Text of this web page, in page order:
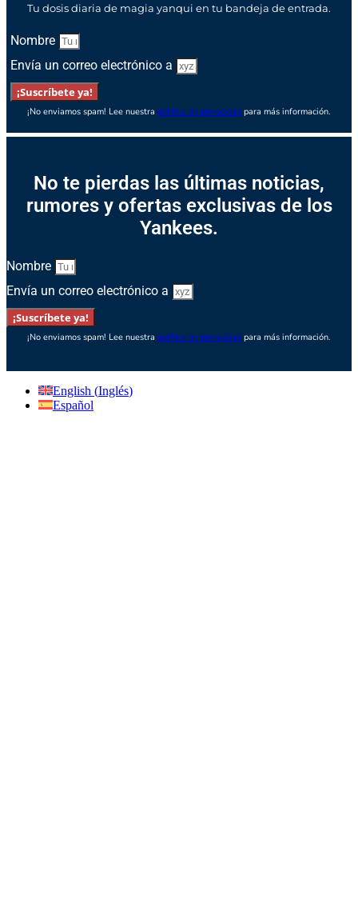
Tu dosis diaria de magia yanqui en tu bandeja de entrada.
Nombre
Envía un correo electrónico a
¡Suscríbete ya!
¡No enviamos spam! Lee nuestra política de privacidad para más información.
No te pierdas las últimas noticias,
rumores y ofertas exclusivas de los
Yankees.
Nombre
Envía un correo electrónico a
¡Suscríbete ya!
¡No enviamos spam! Lee nuestra política de privacidad para más información.
English (Inglés)
Español